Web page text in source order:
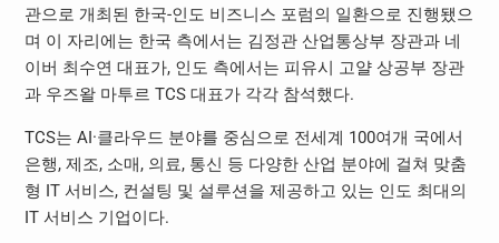
관으로 개최된 한국-인도 비즈니스 포럼의 일환으로 진행됐으
며 이 자리에는 한국 측에서는 김정관 산업통상부 장관과 네
이버 최수연 대표가, 인도 측에서는 피유시 고얄 상공부 장관
과 우즈왈 마투르 TCS 대표가 각각 참석했다.
TCS는 AI·클라우드 분야를 중심으로 전세계 100여개 국에서
은행, 제조, 소매, 의료, 통신 등 다양한 산업 분야에 걸쳐 맞춤
형 IT 서비스, 컨설팅 및 설루션을 제공하고 있는 인도 최대의
IT 서비스 기업이다.